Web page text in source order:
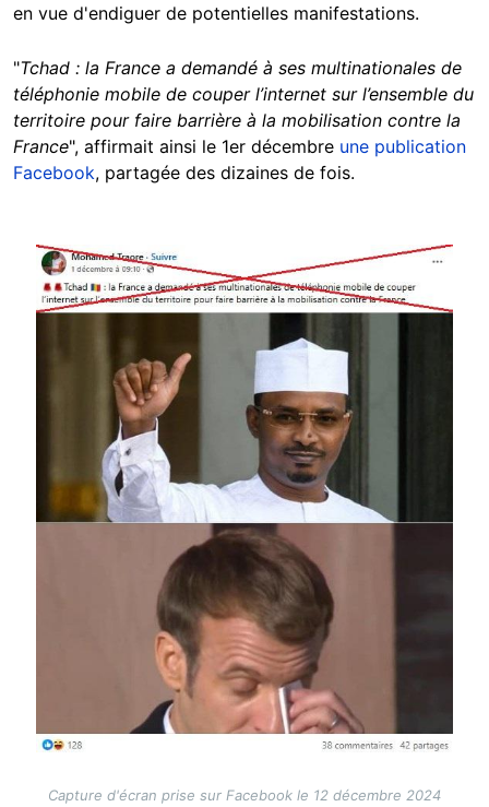
en vue d'endiguer de potentielles manifestations.
"Tchad : la France a demandé à ses multinationales de
téléphonie mobile de couper l’internet sur l’ensemble du
territoire pour faire barrière à la mobilisation contre la
France", affirmait ainsi le 1er décembre une publication
Facebook, partagée des dizaines de fois.
Image
Capture d'écran prise sur Facebook le 12 décembre 2024